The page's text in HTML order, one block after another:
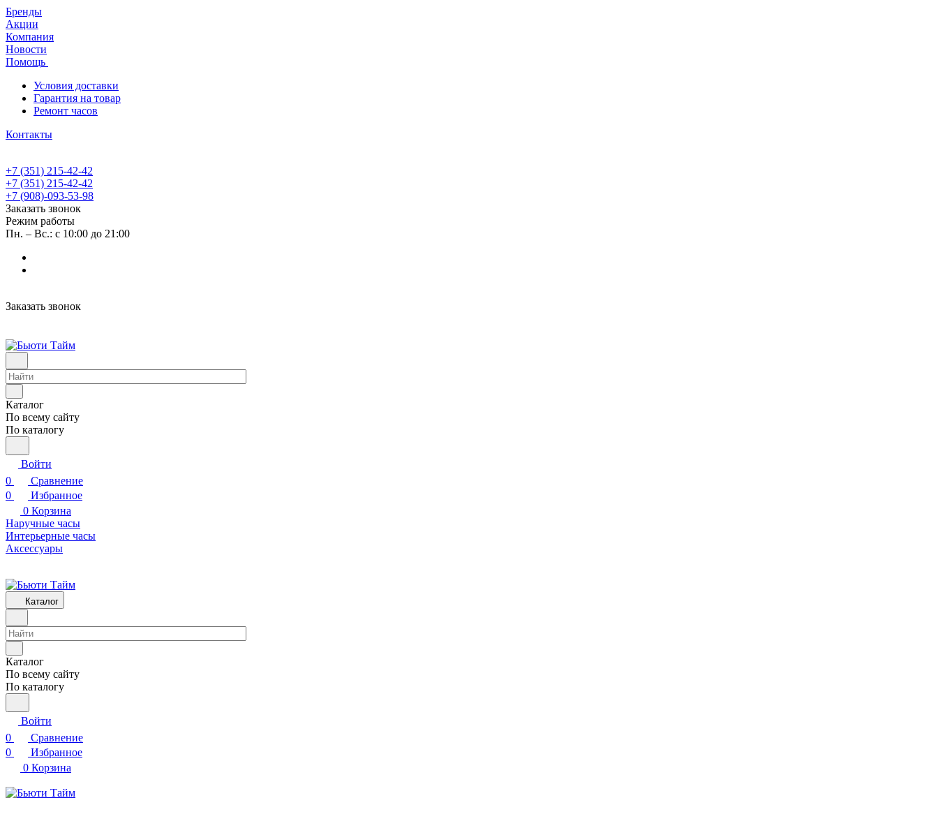
Бренды
Акции
Компания
Новости
Помощь
Условия доставки
Гарантия на товар
Ремонт часов
Контакты
+7 (351) 215-42-42
+7 (351) 215-42-42
+7 (908)-093-53-98
Заказать звонок
Режим работы
Пн. – Вс.: с 10:00 до 21:00
Заказать звонок
Каталог
По всему сайту
По каталогу
Войти
0
Сравнение
0
Избранное
0 Корзина
Наручные часы
Интерьерные часы
Аксессуары
Каталог
Каталог
По всему сайту
По каталогу
Войти
0
Сравнение
0
Избранное
0 Корзина